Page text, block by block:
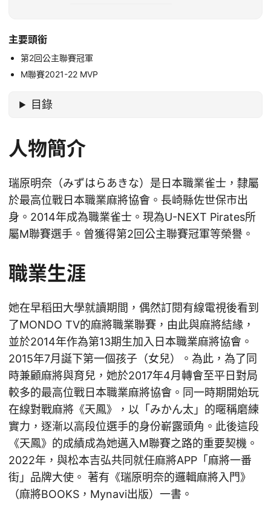
主要頭銜
第2回公主聯賽冠軍
M聯賽2021-22 MVP
目錄
人物簡介
瑞原明奈（みずはらあきな）是日本職業雀士，隸屬
於最高位戰日本職業麻將協會。長崎縣佐世保市出
身。2014年成為職業雀士。現為U-NEXT Pirates所
屬M聯賽選手。曾獲得第2回公主聯賽冠軍等榮譽。
職業生涯
她在早稻田大學就讀期間，偶然訂閱有線電視後看到
了MONDO TV的麻將職業聯賽，由此與麻將結緣，
並於2014年作為第13期生加入日本職業麻將協會。
2015年7月誕下第一個孩子（女兒）。為此，為了同
時兼顧麻將與育兒，她於2017年4月轉會至平日對局
較多的最高位戰日本職業麻將協會。同一時期開始玩
在線對戰麻將《天鳳》，以「みかん太」的暱稱磨練
實力，逐漸以高段位選手的身份嶄露頭角。此後這段
《天鳳》的成績成為她邁入M聯賽之路的重要契機。
2022年，與松本吉弘共同就任麻將APP「麻將一番
街」品牌大使。 著有《瑞原明奈的邏輯麻將入門》
（麻將BOOKS，Mynavi出版）一書。